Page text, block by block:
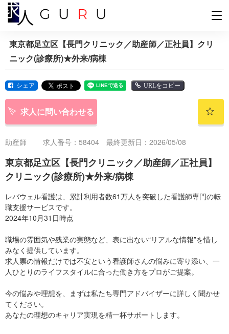
東京都足立区【長門クリニック／助産師／正社員】クリ
ニック(診療所)★外来/病棟
シェア URLをコピー
求人に問い合わせる
助産師 求人番号：58404 最終更新日：2026/05/08
東京都足立区【長門クリニック／助産師／正社員】
クリニック(診療所)★外来/病棟
レバウェル看護は、累計利用者数61万人を突破した看護師専門の転
職支援サービスです。
2024年10月31日時点
職場の雰囲気や残業の実態など、表に出ない“リアルな情報”を惜し
みなく提供しています。
求人票の情報だけでは不安という看護師さんの悩みに寄り添い、一
人ひとりのライフスタイルに合った働き方をプロがご提案。
今の悩みや理想を、まずは私たち専門アドバイザーに詳しく聞かせ
てください。
あなたの理想のキャリア実現を精一杯サポートします。